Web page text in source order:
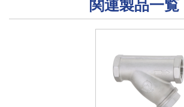
関連製品一覧